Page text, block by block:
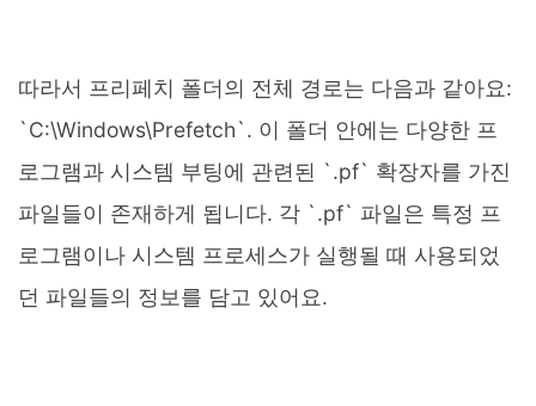
따라서 프리페치 폴더의 전체 경로는 다음과 같아요:
`C:\Windows\Prefetch`. 이 폴더 안에는 다양한 프
로그램과 시스템 부팅에 관련된 `.pf` 확장자를 가진
파일들이 존재하게 됩니다. 각 `.pf` 파일은 특정 프
로그램이나 시스템 프로세스가 실행될 때 사용되었
던 파일들의 정보를 담고 있어요.